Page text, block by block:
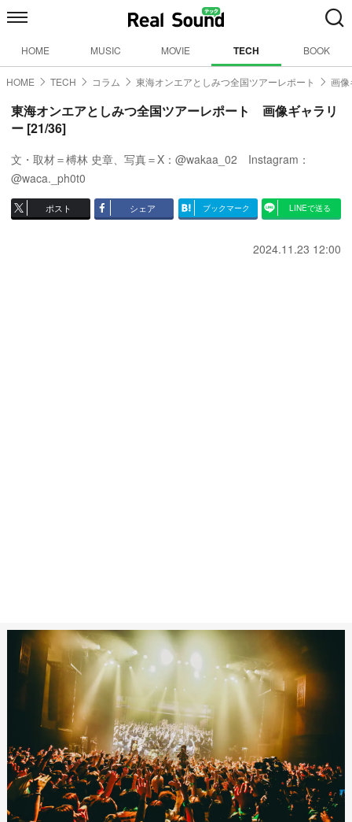
HOME MUSIC MOVIE TECH BOOK
HOME TECH コラム 東海オンエアとしみつ全国ツアーレポート 画
東海オンエアとしみつ全国ツアーレポート 画像ギャラリ
ー [21/36]
文・取材＝榑林 史章、写真＝X：@wakaa_02 Instagram：
@waca._ph0t0
ポスト シェア ブックマーク LINEで送る
2024.11.23 12:00